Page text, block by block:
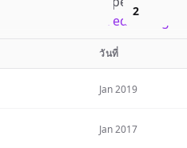
include trial credits to get
Create Free Account
มีบัญชีอยู่แล้วใช่ไหม
2
วันที่
Jan 2019
Jan 2017